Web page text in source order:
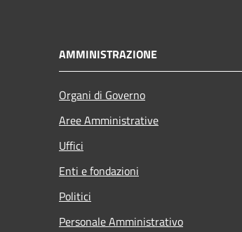
AMMINISTRAZIONE
Organi di Governo
Aree Amministrative
Uffici
Enti e fondazioni
Politici
Personale Amministrativo